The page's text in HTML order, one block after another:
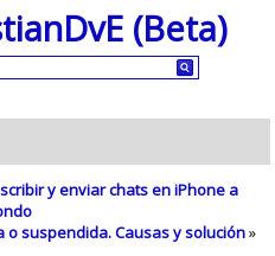
(Beta)
y enviar chats en iPhone a
o suspendida. Causas y solución»